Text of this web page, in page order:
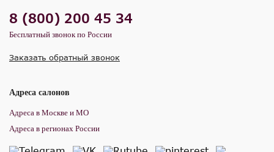
8 (800) 200 45 34
Бесплатный звонок по России
Заказать обратный звонок
Адреса салонов
Адреса в Москве и МО
Адреса в регионах России